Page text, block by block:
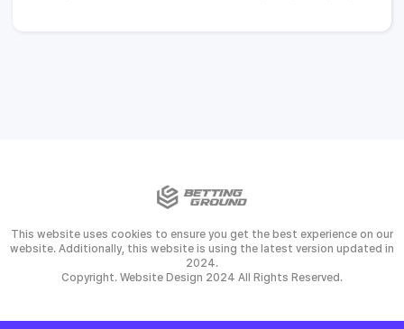
This website uses cookies to ensure you get the best experience on our
website. Additionally, this website is using the latest version updated in
2024.
Copyright. Website Design 2024 All Rights Reserved.